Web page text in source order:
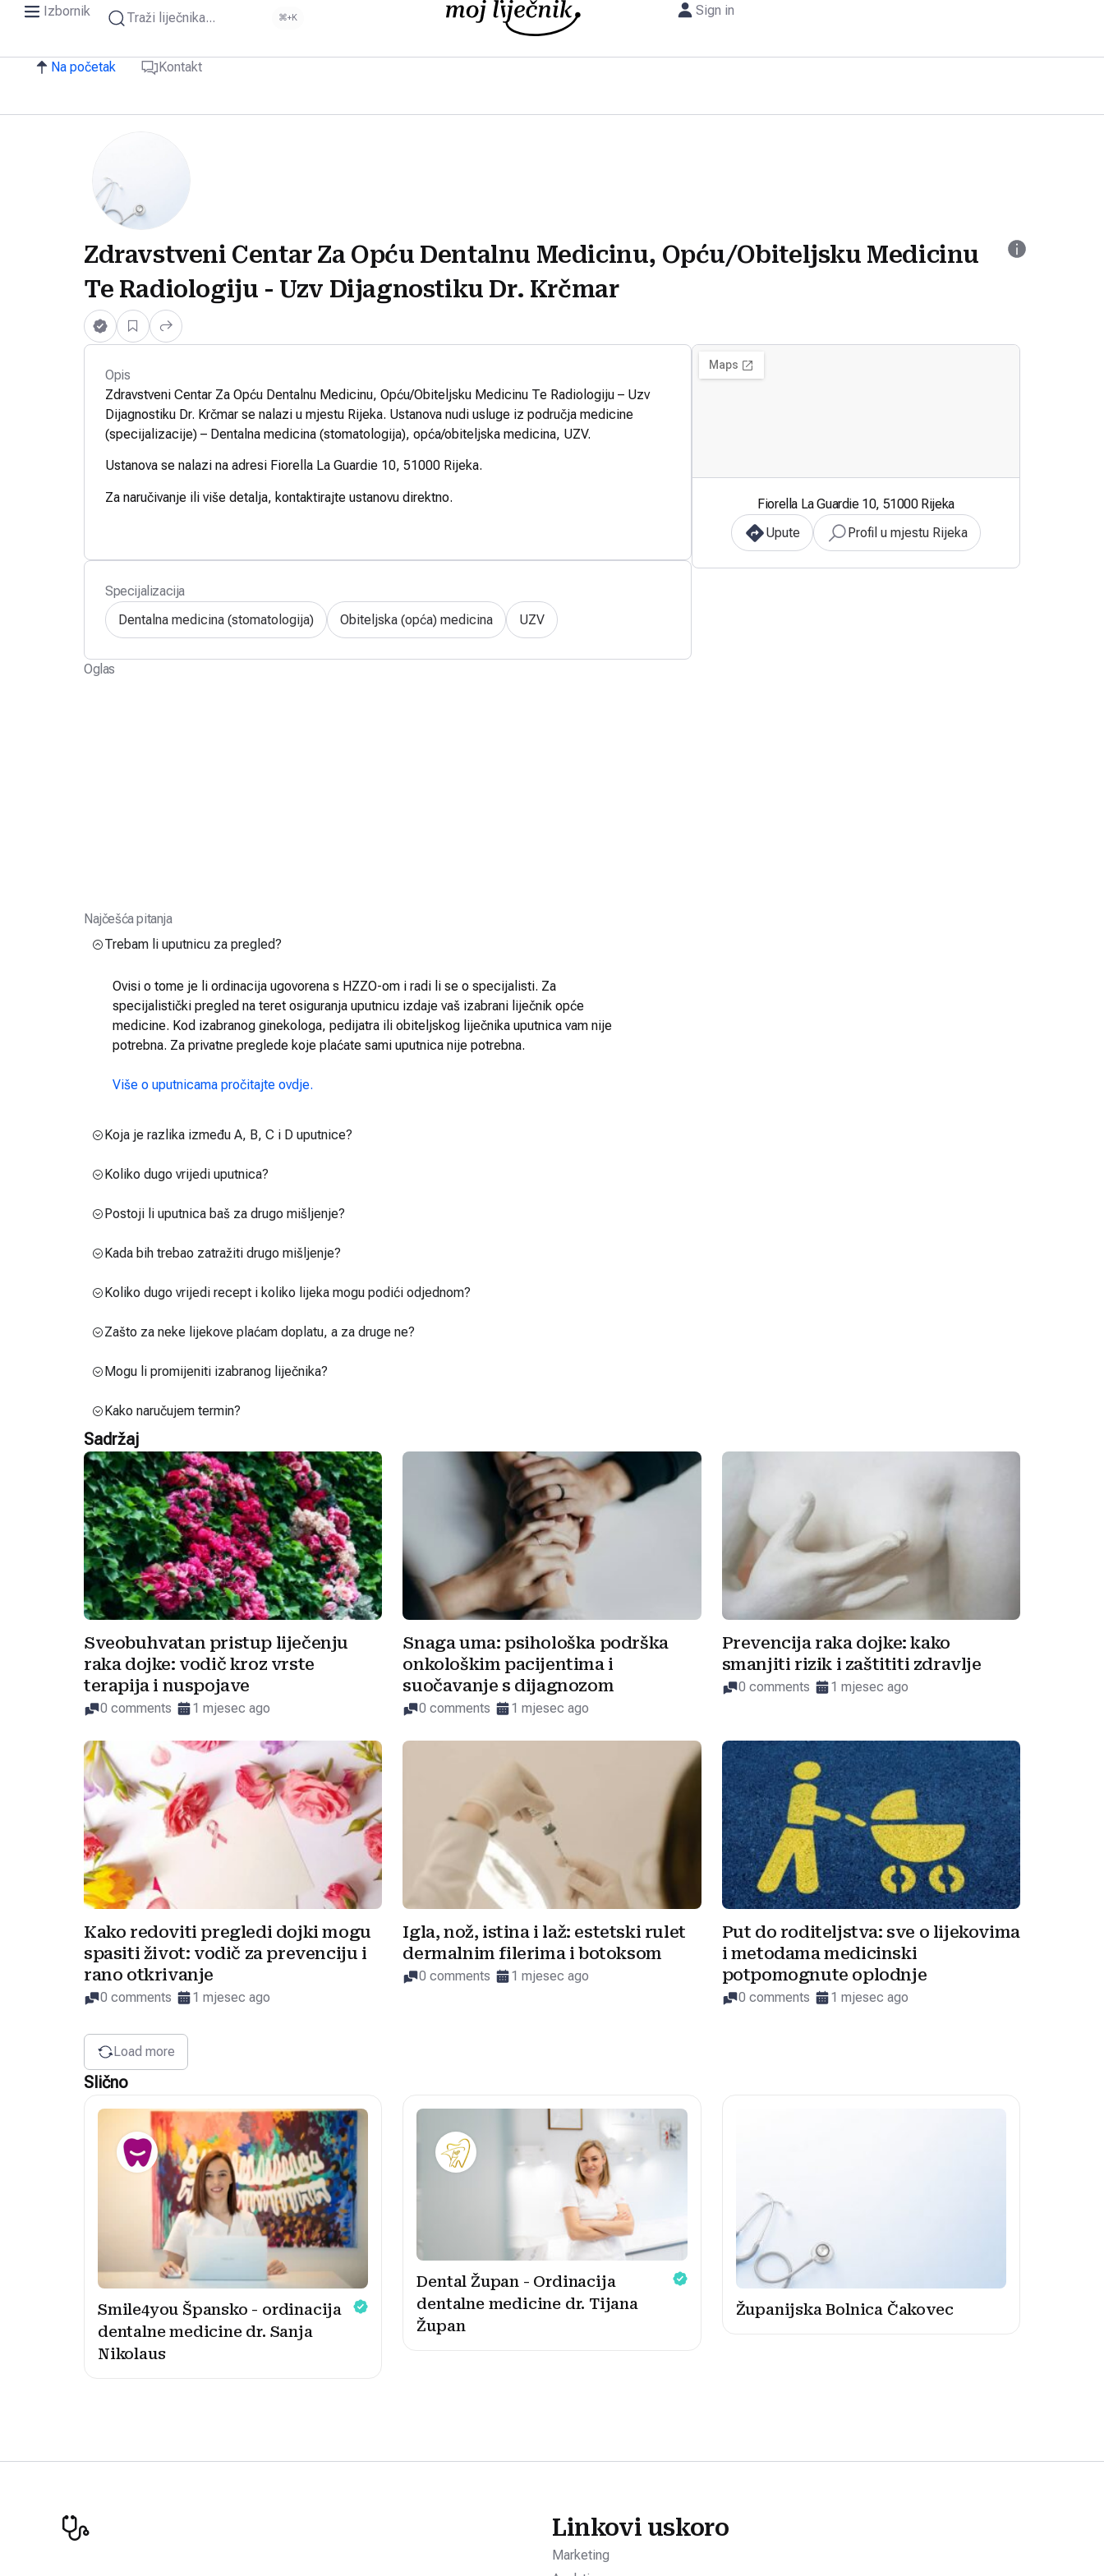
Izbornik Traži liječnika... ⌘+K Sign in
Na početak Kontakt
Zdravstveni Centar Za Opću Dentalnu Medicinu, Opću/Obiteljsku Medicinu
Te Radiologiju - Uzv Dijagnostiku Dr. Krčmar
Opis
Zdravstveni Centar Za Opću Dentalnu Medicinu, Opću/Obiteljsku Medicinu Te Radiologiju – Uzv
Dijagnostiku Dr. Krčmar se nalazi u mjestu Rijeka. Ustanova nudi usluge iz područja medicine
(specijalizacije) – Dentalna medicina (stomatologija), opća/obiteljska medicina, UZV.
Ustanova se nalazi na adresi Fiorella La Guardie 10, 51000 Rijeka.
Za naručivanje ili više detalja, kontaktirajte ustanovu direktno.
Specijalizacija
Dentalna medicina (stomatologija)
Obiteljska (opća) medicina UZV
Oglas
Fiorella La Guardie 10, 51000 Rijeka
Upute
Profil u mjestu Rijeka
Najčešća pitanja
Trebam li uputnicu za pregled?
Ovisi o tome je li ordinacija ugovorena s HZZO-om i radi li se o specijalisti. Za
specijalistički pregled na teret osiguranja uputnicu izdaje vaš izabrani liječnik opće
medicine. Kod izabranog ginekologa, pedijatra ili obiteljskog liječnika uputnica vam nije
potrebna. Za privatne preglede koje plaćate sami uputnica nije potrebna.
Više o uputnicama pročitajte ovdje.
Koja je razlika između A, B, C i D uputnice?
Koliko dugo vrijedi uputnica?
Postoji li uputnica baš za drugo mišljenje?
Kada bih trebao zatražiti drugo mišljenje?
Koliko dugo vrijedi recept i koliko lijeka mogu podići odjednom?
Zašto za neke lijekove plaćam doplatu, a za druge ne?
Mogu li promijeniti izabranog liječnika?
Kako naručujem termin?
Sadržaj
Sveobuhvatan pristup liječenju
raka dojke: vodič kroz vrste
terapija i nuspojave
0 comments 1 mjesec ago
Snaga uma: psihološka podrška
onkološkim pacijentima i
suočavanje s dijagnozom
0 comments 1 mjesec ago
Prevencija raka dojke: kako
smanjiti rizik i zaštititi zdravlje
0 comments 1 mjesec ago
Kako redoviti pregledi dojki mogu
spasiti život: vodič za prevenciju i
rano otkrivanje
0 comments 1 mjesec ago
Igla, nož, istina i laž: estetski rulet
dermalnim filerima i botoksom
0 comments 1 mjesec ago
Put do roditeljstva: sve o lijekovima
i metodama medicinski
potpomognute oplodnje
0 comments 1 mjesec ago
Load more
Slično
Smile4you Špansko - ordinacija
dentalne medicine dr. Sanja
Nikolaus
Dental Župan - Ordinacija
dentalne medicine dr. Tijana
Župan
Županijska Bolnica Čakovec
Linkovi uskoro
Marketing